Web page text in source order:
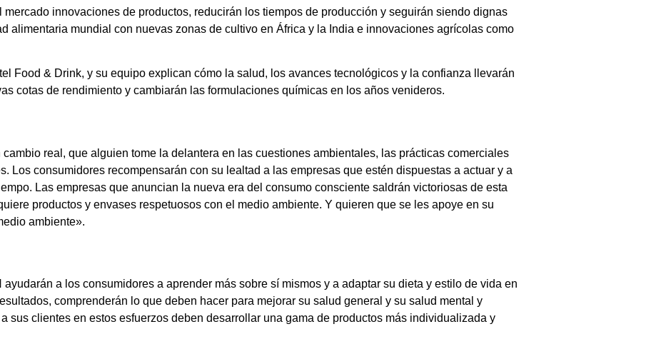
innovaciones de productos, reducirán los tiempos de producción y seguirán siendo dignas
alimentaria mundial con nuevas zonas de cultivo en África y la India e innovaciones agrícolas como
Food & Drink, y su equipo explican cómo la salud, los avances tecnológicos y la confianza llevarán
cotas de rendimiento y cambiarán las formulaciones químicas en los años venideros.
real, que alguien tome la delantera en las cuestiones ambientales, las prácticas comerciales
Los consumidores recompensarán con su lealtad a las empresas que estén dispuestas a actuar y a
Las empresas que anuncian la nueva era del consumo consciente saldrán victoriosas de esta
productos y envases respetuosos con el medio ambiente. Y quieren que se les apoye en su
ambiente».
a los consumidores a aprender más sobre sí mismos y a adaptar su dieta y estilo de vida en
comprenderán lo que deben hacer para mejorar su salud general y su salud mental y
sus clientes en estos esfuerzos deben desarrollar una gama de productos más individualizada y